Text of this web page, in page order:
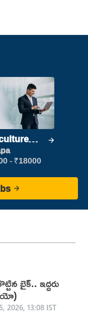
- ₹18000
బైక్.. ఇద్దరు
2026, 13:08 IST